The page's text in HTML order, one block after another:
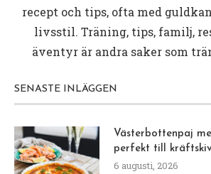
recept och tips, ofta med
livsstil. Träning, tips, familj,
äventyr är andra saker som
SENASTE INLÄGGEN
Västerbottenpaj
perfekt till
6 augusti, 2026